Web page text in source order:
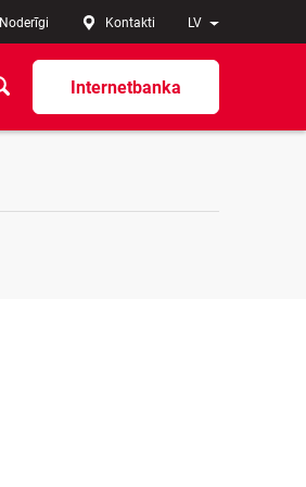
LV
Noderīgi Kontakti
Internetbanka